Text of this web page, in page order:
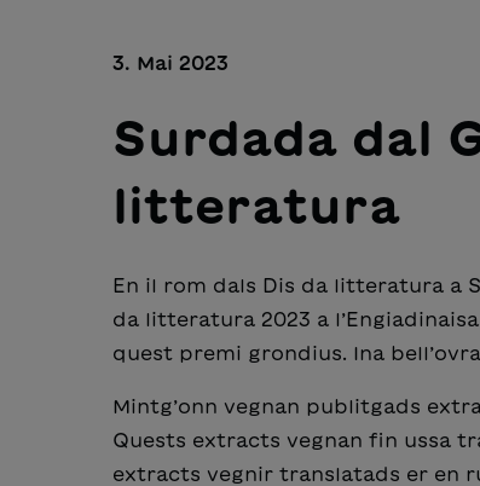
3. Mai 2023
Surdada dal
litteratura
En il rom dals Dis da litteratura a
da litteratura 2023 a
quest premi grondius. Ina bell’ovra
Mintg’onn vegnan publitgads
Quests extracts vegnan fin ussa
extracts vegnir translatads er en